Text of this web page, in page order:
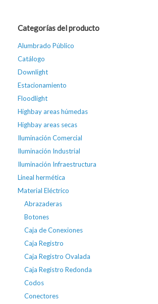
Categorías del producto
Alumbrado Público
Catálogo
Downlight
Estacionamiento
Floodlight
Highbay areas húmedas
Highbay areas secas
Iluminación Comercial
Iluminación Industrial
Iluminación Infraestructura
Lineal hermética
Material Eléctrico
Abrazaderas
Botones
Caja de Conexiones
Caja Registro
Caja Registro Ovalada
Caja Registro Redonda
Codos
Conectores